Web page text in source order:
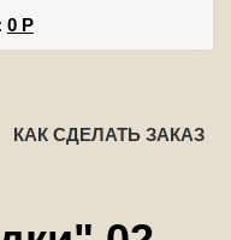
0 Р
КАК СДЕЛАТЬ ЗАКАЗ